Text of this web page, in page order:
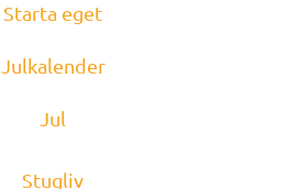
Starta eget
Julkalender
Jul
Stugliv